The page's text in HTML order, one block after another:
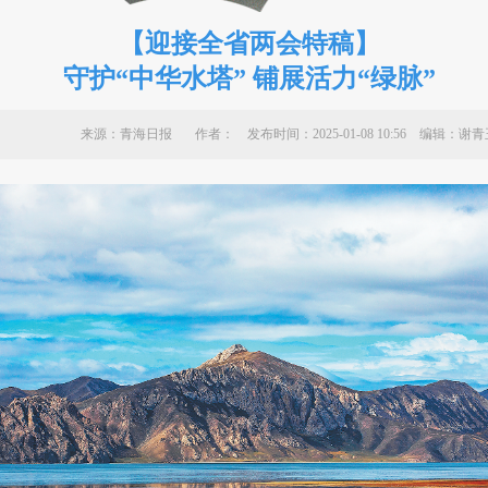
【迎接全省两会特稿】
守护“中华水塔” 铺展活力“绿脉”
来源：青海日报 作者： 发布时间：2025-01-08 10:56 编辑：